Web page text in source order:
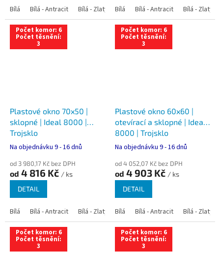
Bílá Bílá - Antracit Bílá - Zlatý dub Bílá - Tmavý dub Bílá -
Bílá Bílá - Antracit Bílá - Zlatý
Počet komor: 6
Počet těsnění:
3
Plastové okno 70x50 |
sklopné | Ideal 8000 |
Trojsklo
Na objednávku 9 - 16 dnů
od 3 980,17 Kč bez DPH
od 4 816 Kč / ks
DETAIL
Bílá Bílá - Antracit Bílá - Zlatý dub Bílá - Tmavý dub Bílá -
Počet komor: 6
Počet těsnění:
3
Plastové okno 60x60 |
otevírací a sklopné | Ideal
8000 | Trojsklo
Na objednávku 9 - 16 dnů
od 4 052,07 Kč bez DPH
od 4 903 Kč / ks
DETAIL
Bílá Bílá - Antracit Bílá - Zlatý
Počet komor: 6
Počet těsnění:
3
Počet komor: 6
Počet těsnění:
3